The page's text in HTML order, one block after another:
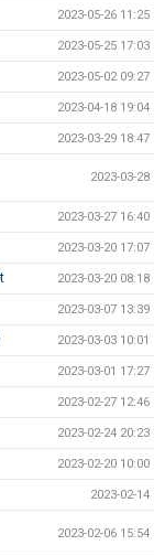
2023-05-26 11:25
2023-05-25 17:03
2023-05-02 09:27
2023-04-18 19:04
2023-03-29 18:47
2023-03-28
2023-03-27 16:40
2023-03-20 17:07
2023-03-20 08:18
2023-03-07 13:39
2023-03-03 10:01
2023-03-01 17:27
2023-02-27 12:46
2023-02-24 20:23
2023-02-20 10:00
2023-02-14
2023-02-06 15:54